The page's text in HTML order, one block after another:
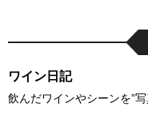
ワイン日記
飲んだワインやシーンを”